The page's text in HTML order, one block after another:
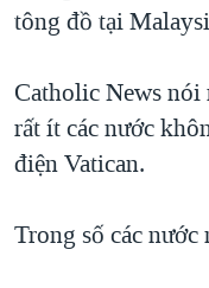
tông đồ tại
Catholic News nói
rất ít các nước
điện Vatican.
Trong số các